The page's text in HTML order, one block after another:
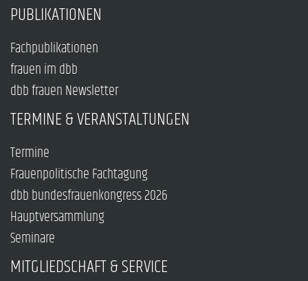
PUBLIKATIONEN
Fachpublikationen
frauen im dbb
dbb frauen Newsletter
TERMINE & VERANSTALTUNGEN
Termine
Frauenpolitische Fachtagung
dbb bundesfrauenkongress 2026
Hauptversammlung
Seminare
MITGLIEDSCHAFT & SERVICE